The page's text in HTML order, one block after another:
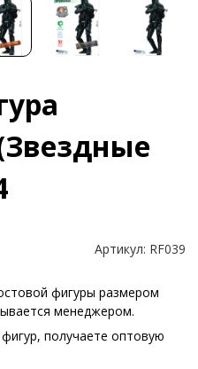
Артикул: RF039
фигуры размером
менеджером.
получаете оптовую